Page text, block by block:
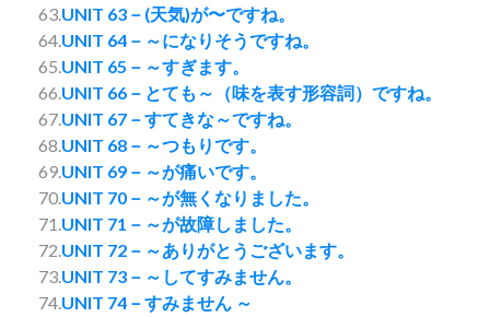
63.UNIT 63－(天気)が〜ですね。
64.UNIT 64－～になりそうですね。
65.UNIT 65－～すぎます。
66.UNIT 66－とても～（味を表す形容詞）ですね。
67.UNIT 67－すてきな～ですね。
68.UNIT 68－～つもりです。
69.UNIT 69－～が痛いです。
70.UNIT 70－～が無くなりました。
71.UNIT 71－～が故障しました。
72.UNIT 72－～ありがとうございます。
73.UNIT 73－～してすみません。
74.UNIT 74－すみません ～